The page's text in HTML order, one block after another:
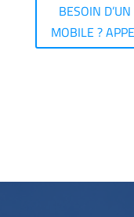
BESOIN
MOBILE ?